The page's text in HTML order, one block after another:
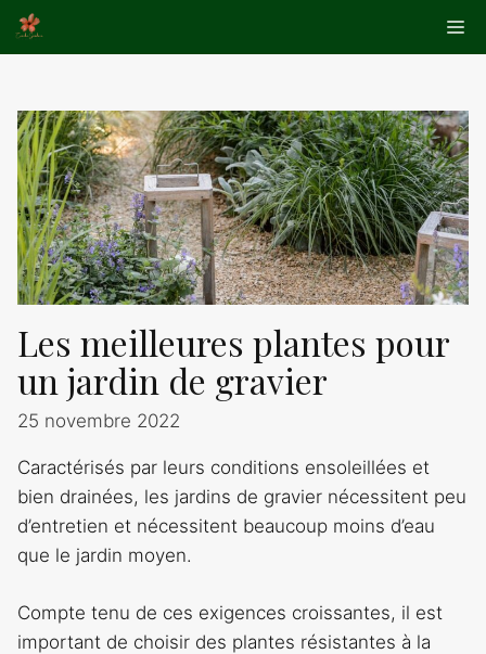
Aller
au
Les meilleures plantes pour
un jardin de gravier
25 novembre 2022
Caractérisés par leurs conditions ensoleillées et
bien drainées, les jardins de gravier nécessitent peu
d’entretien et nécessitent beaucoup moins d’eau
que le jardin moyen.
Compte tenu de ces exigences croissantes, il est
important de choisir des plantes résistantes à la